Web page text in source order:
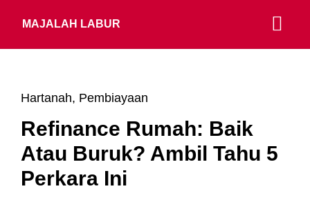
MAJALAH LABUR
Hartanah, Pembiayaan
Refinance Rumah: Baik
Atau Buruk? Ambil Tahu 5
Perkara Ini